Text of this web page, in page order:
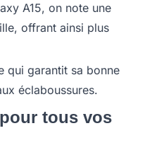
A15, on note une
offrant ainsi plus
qui garantit sa bonne
éclaboussures.
tous vos